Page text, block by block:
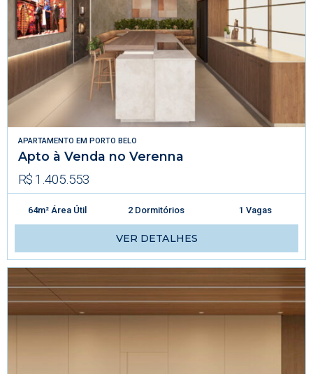
APARTAMENTO EM PORTO BELO
Apto à Venda no Verenna
R$ 1.405.553
64m² Área Útil 2 Dormitórios 1 Vagas
VER DETALHES